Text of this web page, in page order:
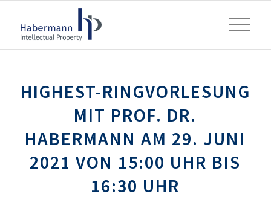
HIGHEST-RINGVORLESUNG
MIT PROF. DR.
HABERMANN AM 29. JUNI
2021 VON 15:00 UHR BIS
16:30 UHR